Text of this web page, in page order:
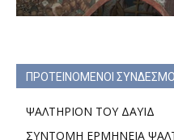
ΠΡΟΤΕΙΝΟΜΕΝΟΙ ΣΥΝΔΕΣΜΟΙ
ΨΑΛΤΗΡΙΟΝ ΤΟΥ ΔΑΥΙΔ
ΣΥΝΤΟΜΗ ΕΡΜΗΝΕΙΑ